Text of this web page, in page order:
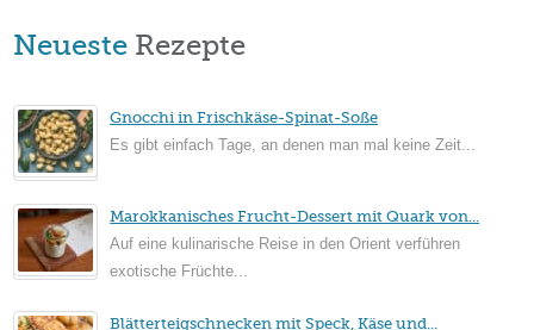
Neueste Rezepte
Gnocchi in Frischkäse-Spinat-Soße
Es gibt einfach Tage, an denen man mal keine Zeit...
Marokkanisches Frucht-Dessert mit Quark von...
Auf eine kulinarische Reise in den Orient verführen
exotische Früchte...
Blätterteigschnecken mit Speck, Käse und...